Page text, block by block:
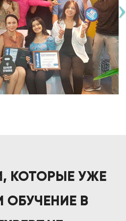
КОТОРЫЕ УЖЕ
В